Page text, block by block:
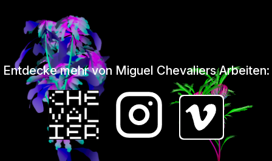
Entdecke mehr von Miguel Chevaliers Arbeiten: